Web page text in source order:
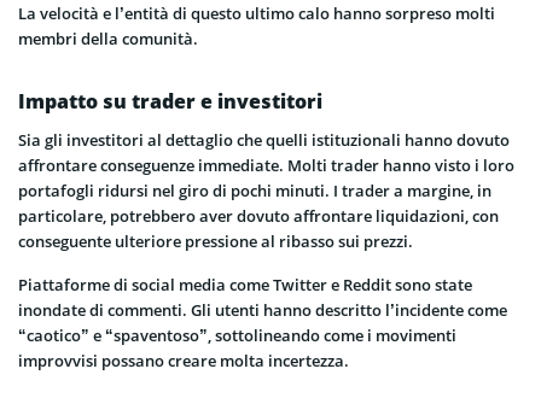
La velocità e l’entità di questo ultimo calo hanno sorpreso molti
membri della comunità.
Impatto su trader e investitori
Sia gli investitori al dettaglio che quelli istituzionali hanno dovuto
affrontare conseguenze immediate. Molti trader hanno visto i loro
portafogli ridursi nel giro di pochi minuti. I trader a margine, in
particolare, potrebbero aver dovuto affrontare liquidazioni, con
conseguente ulteriore pressione al ribasso sui prezzi.
Piattaforme di social media come Twitter e Reddit sono state
inondate di commenti. Gli utenti hanno descritto l’incidente come
“caotico” e “spaventoso”, sottolineando come i movimenti
improvvisi possano creare molta incertezza.